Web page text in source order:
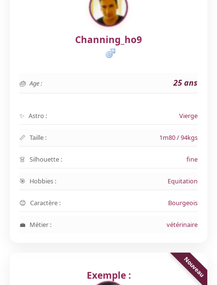
Channing_ho9
Age : 25 ans
Astro : Vierge
Taille : 1m80 / 94kgs
Silhouette : fine
Hobbies : Equitation
Caractère : Bourgeois
Métier : vétérinaire
Exemple :